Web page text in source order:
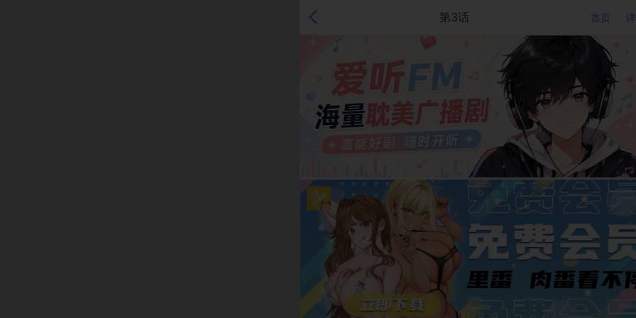
第3话 首页